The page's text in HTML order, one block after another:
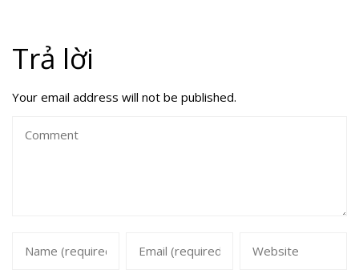
Trả lời
Your email address will not be published.